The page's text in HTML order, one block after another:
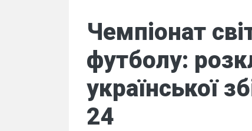
Чемпіонат
футболу:
української
24